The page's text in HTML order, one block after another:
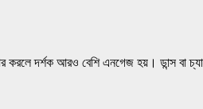
করলে দর্শক আরও বেশি এনগেজ হয়। ডান্স বা